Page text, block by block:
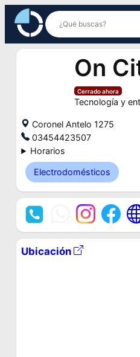
Saltar
contenido
On
Cerrado ahora
Tecnología y
Coronel Antelo 1275
03454423507
Horarios
Electrodomésticos
Ubicación